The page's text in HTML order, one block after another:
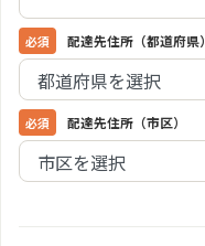
配達先住所（都道府県）
配達先住所（市区）